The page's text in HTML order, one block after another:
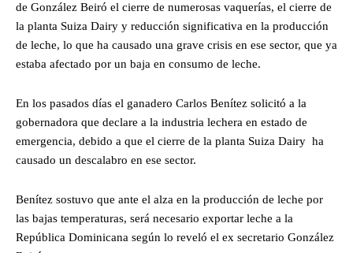
de González Beiró el cierre de numerosas vaquerías, el cierre de
la planta Suiza Dairy y reducción significativa en la producción
de leche, lo que ha causado una grave crisis en ese sector, que ya
estaba afectado por un baja en consumo de leche.
En los pasados días el ganadero Carlos Benítez solicitó a la
gobernadora que declare a la industria lechera en estado de
emergencia, debido a que el cierre de la planta Suiza Dairy ha
causado un descalabro en ese sector.
Benítez sostuvo que ante el alza en la producción de leche por
las bajas temperaturas, será necesario exportar leche a la
República Dominicana según lo reveló el ex secretario González